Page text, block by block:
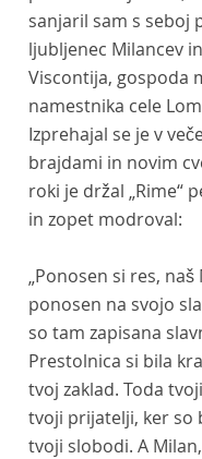
sanjaril sam s seboj
ljubljenec Milancev
Viscontija, gospoda
namestnika cele
Izprehajal se je v
brajdami in novim
roki je držal „Rime“
in zopet modroval:
„Ponosen si res,
ponosen na svojo
so tam zapisana
Prestolnica si bila
tvoj zaklad. Toda
tvoji prijatelji, ker so
tvoji slobodi. A